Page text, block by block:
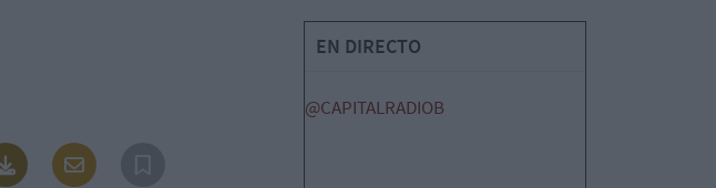
EN DIRECTO
@CAPITALRADIOB